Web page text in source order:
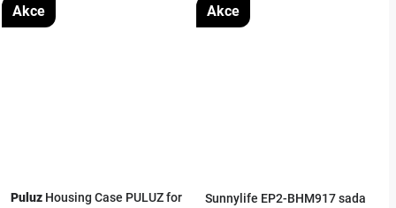
Puluz Housing Case PULUZ for
Akce
Sunnylife EP2-BHM917 sada
Akce